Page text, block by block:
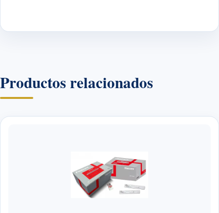
Productos relacionados